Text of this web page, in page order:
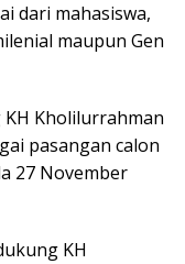
dari mahasiswa,
maupun Gen
Kholilurrahman
pasangan calon
27 November
KH